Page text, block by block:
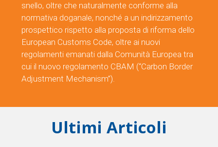
snello, oltre che naturalmente conforme alla
normativa doganale, nonché a un indirizzamento
prospettico rispetto alla proposta di riforma dello
European Customs Code, oltre ai nuovi
regolamenti emanati dalla Comunità Europea tra
cui il nuovo regolamento CBAM (“Carbon Border
Adjustment Mechanism”).
Ultimi Articoli